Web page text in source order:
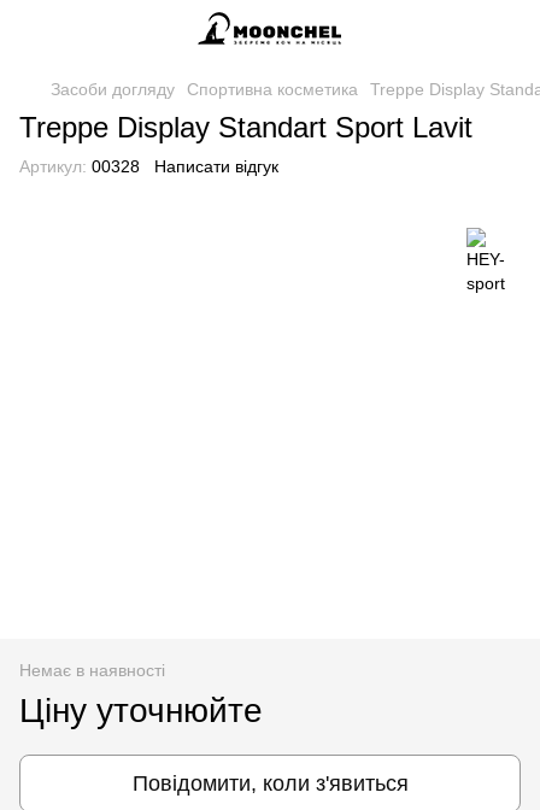
Засоби догляду Спортивна косметика Treppe Display
Treppe Display Standart Sport Lavit
Артикул: 00328 Написати відгук
Немає в наявності
Ціну уточнюйте
Повідомити, коли з'явиться